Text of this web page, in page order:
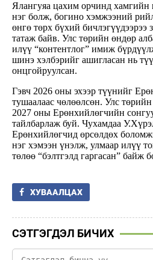
Ялангуяа цахим орчинд хамгийн
нэг болж, богино хэмжээний
өнгө төрх бүхий бичлэгүүдээрээ
татаж байв. Улс төрийн өндөр
илүү “контентлог” имиж
шинэ хэлбэрийг ашигласан нь
онцгойруулсан.
Гэвч 2026 оны эхээр түүнийг
тушаалаас чөлөөлсөн. Улс
2027 оны Ерөнхийлөгчийн
тайлбарлаж буй. Чухамдаа
Ерөнхийлөгчид өрсөлдөх
нэг хэмээн үнэлж, улмаар илүү
төлөө “бэлтгэлд гаргасан” байж
ХУВААЛЦАХ
СЭТГЭГДЭЛ БИЧИХ